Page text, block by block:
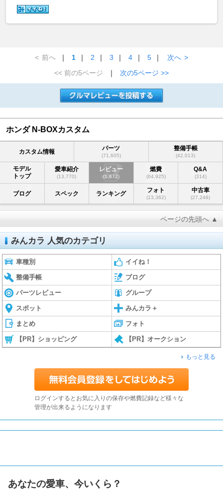
< 前へ ｜ 1 ｜ 2 ｜ 3 ｜ 4 ｜ 5 ｜ 次へ >
<< 前の5ページ
｜ 次の5ページ >>
ホンダ N-BOXカスタム
カスタム情報 パーツ
(71,605)
整備手帳
(42,013)
モデル
トップ
愛車紹介
(13,770)
レビュー
(1,672)
燃費
(64,925)
Q&A
(314)
ブログ スペック ランキング フォト
(13,362)
中古車
(27,248)
ページの先頭へ ▲
みんカラ 人気のカテゴリ
車種別 イイね！
整備手帳 ブログ
パーツレビュー グループ
スポット みんカラ＋
まとめ フォト
【PR】ショッピング 【PR】オークション
もっと見る
ログインするとお気に入りの保存や燃費記録など様々な
管理が出来るようになります
あなたの愛車、今いくら？